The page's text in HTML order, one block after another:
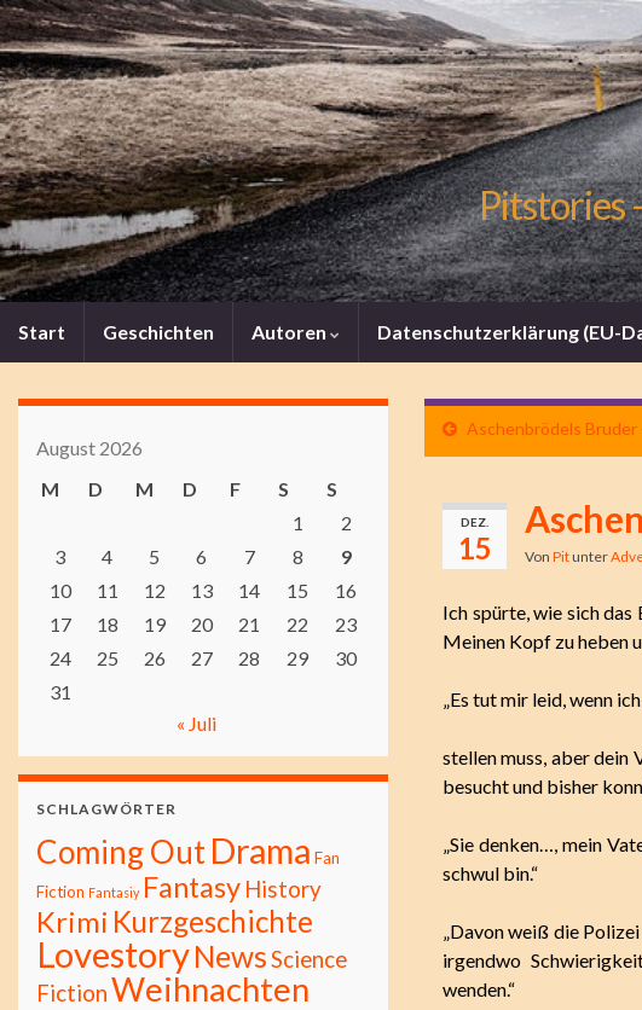
Pitstories
Start Geschichten Autoren Datenschutzerklärung (EU-
Aschenbrödels Bruder
DEZ.
15 Von Pitunter
Ich spürte, wie sich das
Meinen Kopf zu heben
„Es tut mir leid, wenn
stellen muss, aber dein
besucht und bisher
„Sie denken…, mein
schwul bin.“
„Davon weiß die
irgendwo
wenden.“
August 2026
M
D M D F S
S
1
2
3
4 5 6 7 8
9
10
11 12 13 14 15
16
17
18 19 20 21 22
23
24
25 26 27 28 29
30
31
« Juli
SCHLAGWÖRTER
Coming OutDrama Fan
Fiction Fantasiy Fantasy History
Krimi Kurzgeschichte
LovestoryNewsScience
FictionWeihnachten